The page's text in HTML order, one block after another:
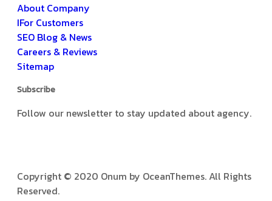
About Company
IFor Customers
SEO Blog & News
Careers & Reviews
Sitemap
Subscribe
Follow our newsletter to stay updated about agency.
Copyright © 2020 Onum by OceanThemes. All Rights
Reserved.